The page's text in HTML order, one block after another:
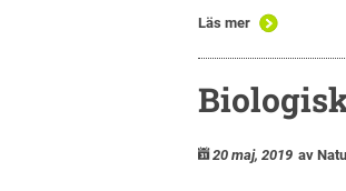
Läs mer
20 maj, 2019 av